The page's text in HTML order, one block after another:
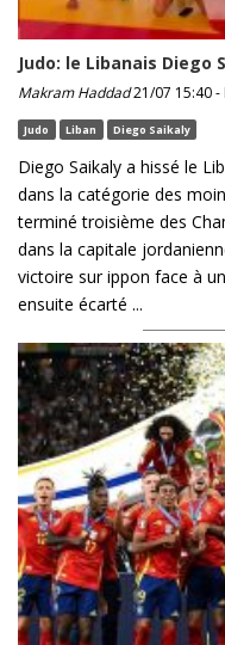
Judo: le Libanais Diego
Makram Haddad21/07 15:40 -
Judo Liban Diego Saikaly
Diego Saikaly a hissé le
dans la catégorie des
terminé troisième des
dans la capitale
victoire sur ippon face à
ensuite écarté ...